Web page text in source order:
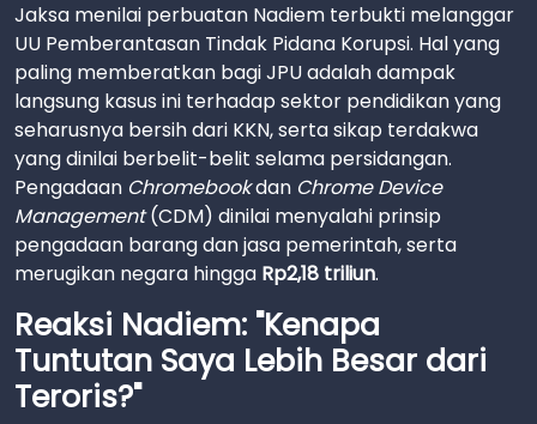
Jaksa menilai perbuatan Nadiem terbukti melanggar
UU Pemberantasan Tindak Pidana Korupsi. Hal yang
paling memberatkan bagi JPU adalah dampak
langsung kasus ini terhadap sektor pendidikan yang
seharusnya bersih dari KKN, serta sikap terdakwa
yang dinilai berbelit-belit selama persidangan.
Pengadaan Chromebookdan Chrome Device
Management(CDM) dinilai menyalahi prinsip
pengadaan barang dan jasa pemerintah, serta
merugikan negara hingga Rp2,18 triliun.
Reaksi Nadiem: "Kenapa
Tuntutan Saya Lebih Besar dari
Teroris?"